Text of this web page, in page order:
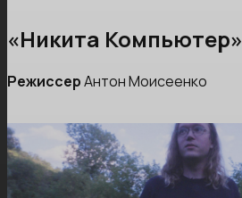
«Никита Компьютер»
РежиссерАнтон Моисеенко